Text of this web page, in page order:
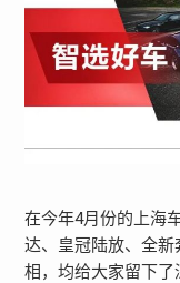
在今年4月份的上海
达、皇冠陆放、全
相，均给大家留下